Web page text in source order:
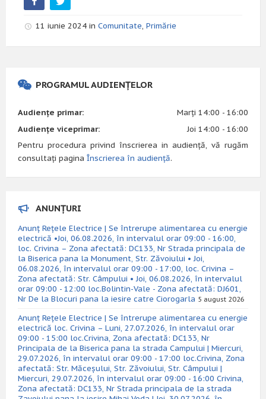
11 iunie 2024 in Comunitate, Primărie
PROGRAMUL AUDIENȚELOR
Audiențe primar:
Marți 14:00 - 16:00
Audiențe viceprimar:
Joi 14:00 - 16:00
Pentru procedura privind înscrierea in audiență, vă rugăm
consultați pagina Înscrierea în audiență.
ANUNȚURI
Anunț Rețele Electrice | Se întrerupe alimentarea cu energie
electrică •Joi, 06.08.2026, în intervalul orar 09:00 - 16:00,
loc. Crivina – Zona afectată: DC133, Nr Strada principala de
la Biserica pana la Monument, Str. Zăvoiului • Joi,
06.08.2026, în intervalul orar 09:00 - 17:00, loc. Crivina –
Zona afectată: Str. Câmpului • Joi, 06.08.2026, în intervalul
orar 09:00 - 12:00 loc.Bolintin-Vale - Zona afectată: DJ601,
Nr De la Blocuri pana la iesire catre Ciorogarla 5 august 2026
Anunț Rețele Electrice | Se întrerupe alimentarea cu energie
electrică loc. Crivina – Luni, 27.07.2026, în intervalul orar
09:00 - 15:00 loc.Crivina, Zona afectată: DC133, Nr
Principala de la Biserica pana la strada Campului | Miercuri,
29.07.2026, în intervalul orar 09:00 - 17:00 loc.Crivina, Zona
afectată: Str. Măceșului, Str. Zăvoiului, Str. Câmpului |
Miercuri, 29.07.2026, în intervalul orar 09:00 - 16:00 Crivina,
Zona afectată: DC133, Nr Strada principala de la strada